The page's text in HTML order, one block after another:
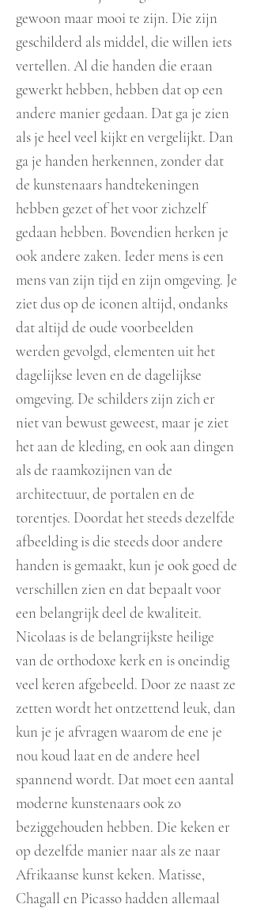
gewoon maar mooi te zijn. Die zijn
geschilderd als middel, die willen iets
vertellen. Al die handen die eraan
gewerkt hebben, hebben dat op een
andere manier gedaan. Dat ga je zien
als je heel veel kijkt en vergelijkt. Dan
ga je handen herkennen, zonder dat
de kunstenaars handtekeningen
hebben gezet of het voor zichzelf
gedaan hebben. Bovendien herken je
ook andere zaken. Ieder mens is een
mens van zijn tijd en zijn omgeving. Je
ziet dus op de iconen altijd, ondanks
dat altijd de oude voorbeelden
werden gevolgd, elementen uit het
dagelijkse leven en de dagelijkse
omgeving. De schilders zijn zich er
niet van bewust geweest, maar je ziet
het aan de kleding, en ook aan dingen
als de raamkozijnen van de
architectuur, de portalen en de
torentjes. Doordat het steeds dezelfde
afbeelding is die steeds door andere
handen is gemaakt, kun je ook goed de
verschillen zien en dat bepaalt voor
een belangrijk deel de kwaliteit.
Nicolaas is de belangrijkste heilige
van de orthodoxe kerk en is oneindig
veel keren afgebeeld. Door ze naast ze
zetten wordt het ontzettend leuk, dan
kun je je afvragen waarom de ene je
nou koud laat en de andere heel
spannend wordt. Dat moet een aantal
moderne kunstenaars ook zo
beziggehouden hebben. Die keken er
op dezelfde manier naar als ze naar
Afrikaanse kunst keken. Matisse,
Chagall en Picasso hadden allemaal